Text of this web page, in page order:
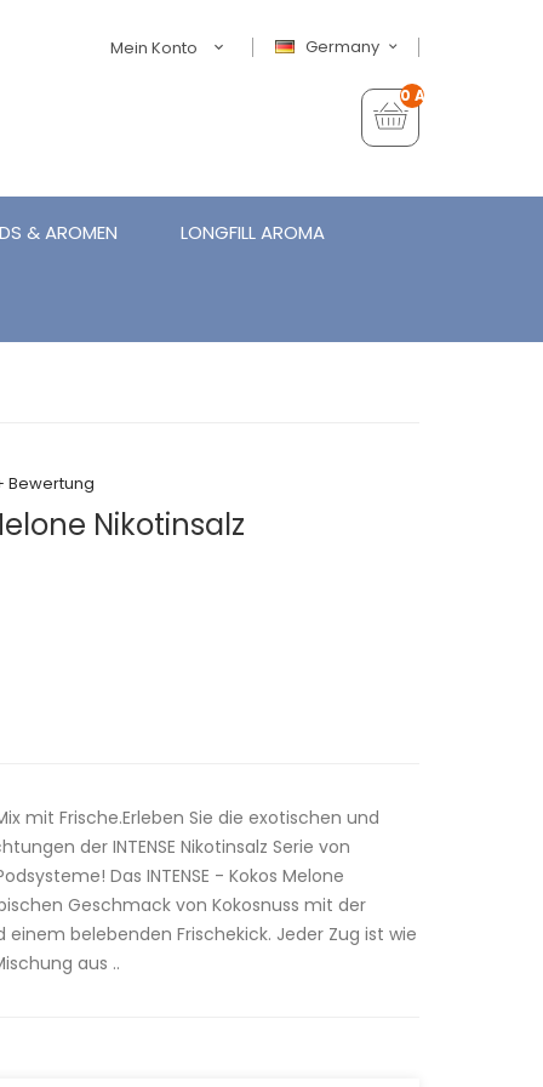
Germany
Mein Konto
0 Artikel - €0,00
& AROMEN LONGFILL AROMA
Bewertung
Nikotinsalz
mit Frische.Erleben Sie die exotischen und
der INTENSE Nikotinsalz Serie von
Das INTENSE - Kokos Melone
Geschmack von Kokosnuss mit der
belebenden Frischekick. Jeder Zug ist wie
aus ..